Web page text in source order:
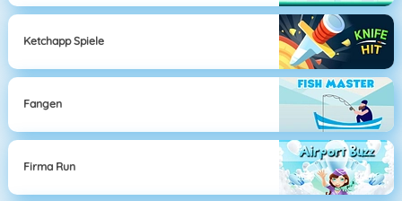
Ketchapp Spiele
Fangen
Firma Run